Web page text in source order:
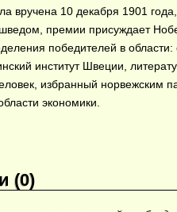
вручена 10 декабря 1901
премии присуждает
победителей в
институт Швеции,
избранный норвежским
экономики.
(0)